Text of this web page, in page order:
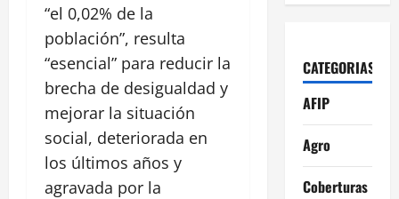
“el 0,02% de la
población”, resulta
“esencial” para reducir la
brecha de desigualdad y
mejorar la situación
social, deteriorada en
los últimos años y
agravada por la
CATEGORIAS
AFIP
Agro
Coberturas